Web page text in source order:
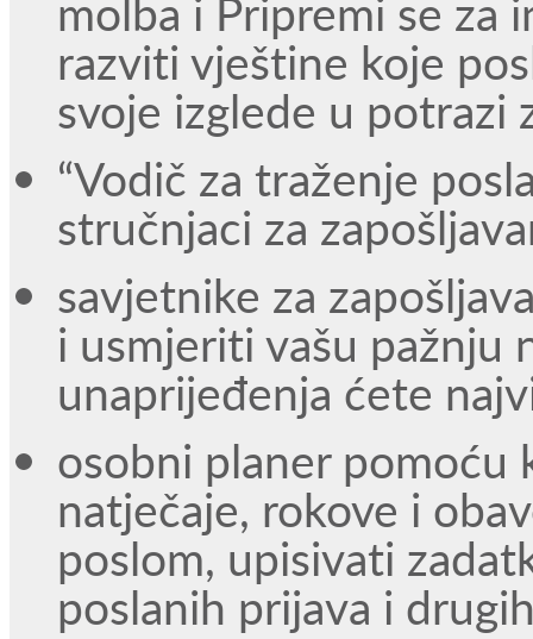
razviti vještine koje
svoje izglede u potrazi
“Vodič za traženje
stručnjaci za
savjetnike za
i usmjeriti vašu pažnju
unaprijeđenja ćete
osobni planer pomoću
natječaje, rokove i
poslom, upisivati
poslanih prijava i